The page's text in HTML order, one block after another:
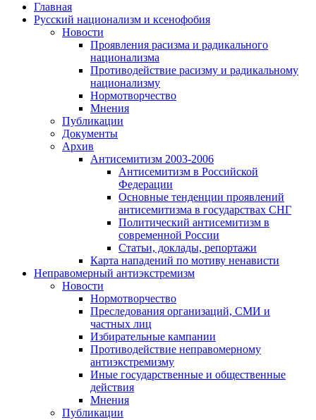
Главная
Русский национализм и ксенофобия
Новости
Проявления расизма и радикального
национализма
Противодействие расизму и радикальному
национализму
Нормотворчество
Мнения
Публикации
Документы
Архив
Антисемитизм 2003-2006
Антисемитизм в Российской
Федерации
Основные тенденции проявлений
антисемитизма в государствах СНГ
Политический антисемитизм в
современной России
Статьи, доклады, репортажи
Карта нападений по мотиву ненависти
Неправомерный антиэкстремизм
Новости
Нормотворчество
Преследования организаций, СМИ и
частных лиц
Избирательные кампании
Противодействие неправомерному
антиэкстремизму
Иные государственные и общественные
действия
Мнения
Публикации